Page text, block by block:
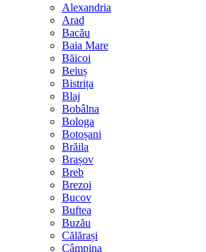
Alexandria
Arad
Bacău
Baia Mare
Băicoi
Beiuș
Bistrița
Blaj
Bobâlna
Bologa
Botoșani
Brăila
Brașov
Breb
Brezoi
Bucov
Buftea
Buzău
Călărași
Câmpina